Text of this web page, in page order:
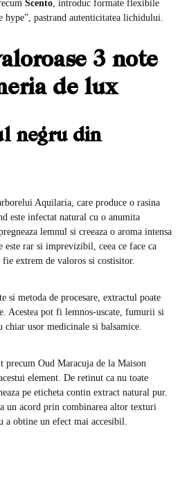
Scento, introduc formate flexibile
hype”, pastrand autenticitatea lichidului.
3 note
de lux
negru din
Aquilaria, care produce o rasina
este infectat natural cu o anumita
lemnul si creeaza o aroma intensa
este rar si imprevizibil, ceea ce face ca
extrem de valoros si costisitor.
si metoda de procesare, extractul poate
Acestea pot fi lemnos-uscate, fumurii si
chiar usor medicinale si balsamice.
precum Oud Maracuja de la Maison
element. De retinut ca nu toate
pe eticheta contin extract natural pur.
un acord prin combinarea altor texturi
a obtine un efect mai accesibil.